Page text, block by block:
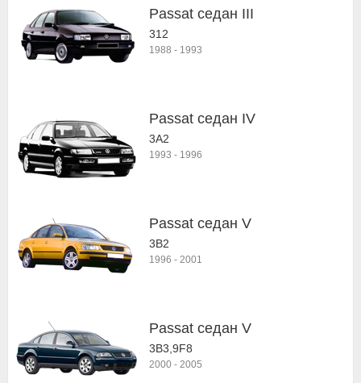
Passat седан III
312
1988 - 1993
Passat седан IV
3A2
1993 - 1996
Passat седан V
3B2
1996 - 2001
Passat седан V
3B3,9F8
2000 - 2005